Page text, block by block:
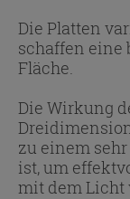
Die Platten
schaffen eine
Fläche.
Die Wirkung
zu einem
ist, um
mit dem Licht